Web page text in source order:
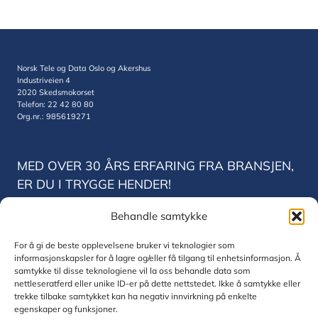
Behandle samtykke
For å gi de beste opplevelsene bruker vi teknologier som
informasjonskapsler for å lagre og/eller få tilgang til enhetsinformasjon. Å
samtykke til disse teknologiene vil la oss behandle data som
nettleseratferd eller unike ID-er på dette nettstedet. Ikke å samtykke eller
trekke tilbake samtykket kan ha negativ innvirkning på enkelte
egenskaper og funksjoner.
Norsk Tele og Data Oslo og Akershus
Industriveien 4
2020 Skedsmokorset
Telefon: 22 42 80 80
Org.nr.: 985619271
MED OVER 30 ÅRS ERFARING FRA BRANSJEN,
ER DU I TRYGGE HENDER!
Norsk Tele og Data Trondheim
7075 Trondheim
Telefon: 22 42 80 80
Org.nr.: 830771832